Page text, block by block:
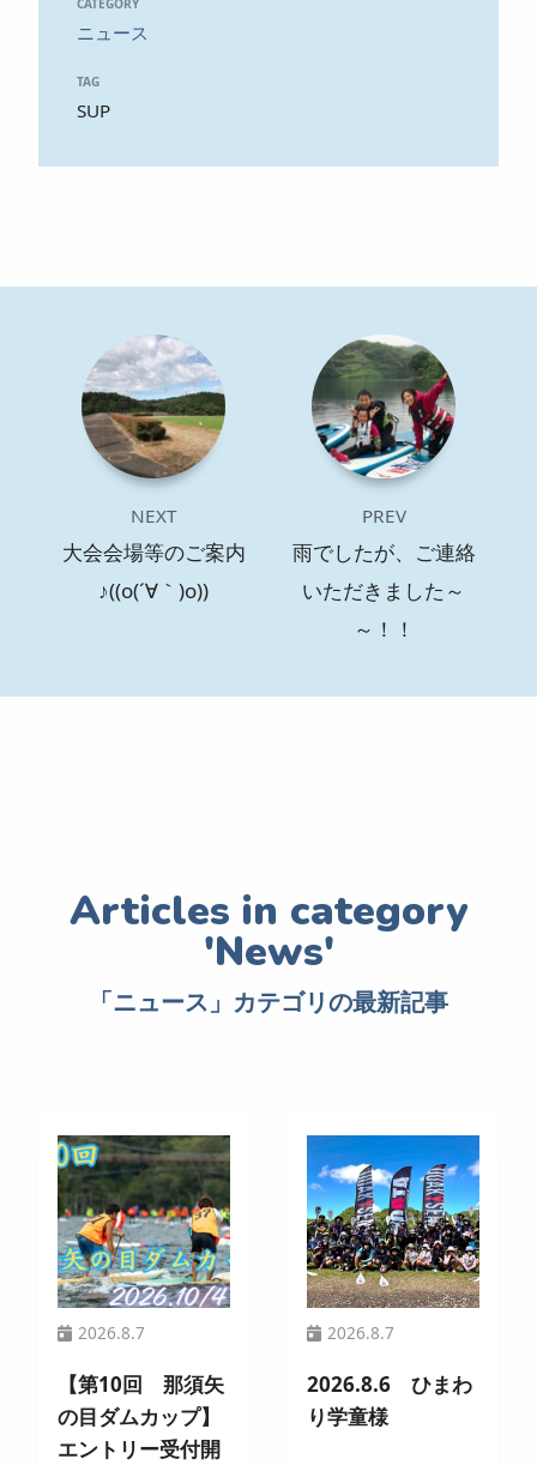
CATEGORY
ニュース
TAG
SUP
NEXT
大会会場等のご案内
♪((o(´∀｀)o))
PREV
雨でしたが、ご連絡
いただきました～
～！！
「ニュース」カテゴリの最新記事
2026.8.7
【第10回 那須矢
の目ダムカップ】
エントリー受付開
2026.8.7
2026.8.6 ひまわ
り学童様